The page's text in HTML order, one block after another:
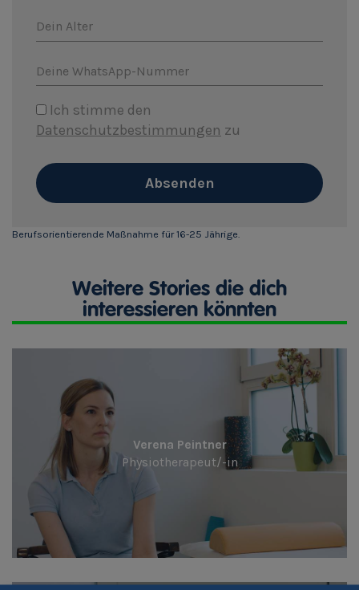
Dein Alter
Deine WhatsApp-Nummer
Ich stimme den
Datenschutzbestimmungen zu
Absenden
Berufsorientierende Maßnahme für 16-25 Jährige.
Weitere Stories die dich
interessieren könnten
Verena Peintner
Physiotherapeut/-in